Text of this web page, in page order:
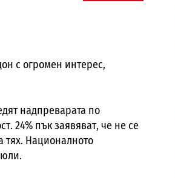
с огромен интерес,
надпреварата по
24% пък заявяват, че не се
тях. Националното